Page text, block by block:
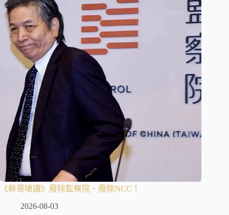
《幹哥嗆讀》廢除監察院，廢除NCC！
2026-08-03